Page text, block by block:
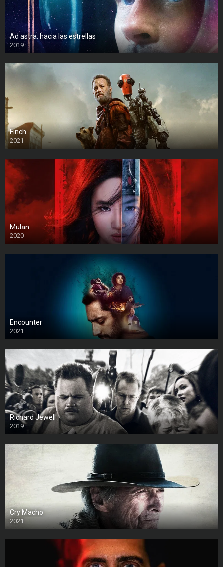
Ad astra: hacia las estrellas
2019
Finch
2021
Mulan
2020
Encounter
2021
Richard Jewell
2019
Cry Macho
2021